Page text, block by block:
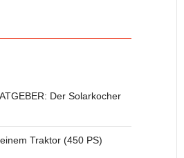
Der Solarkocher
Traktor (450 PS)